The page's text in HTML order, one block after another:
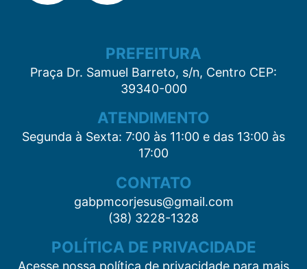
PREFEITURA
Praça Dr. Samuel Barreto, s/n, Centro CEP:
39340-000
ATENDIMENTO
Segunda à Sexta: 7:00 às 11:00 e das 13:00 às
17:00
CONTATO
gabpmcorjesus@gmail.com
(38) 3228-1328
POLÍTICA DE PRIVACIDADE
Acesse nossa política de privacidade para mais